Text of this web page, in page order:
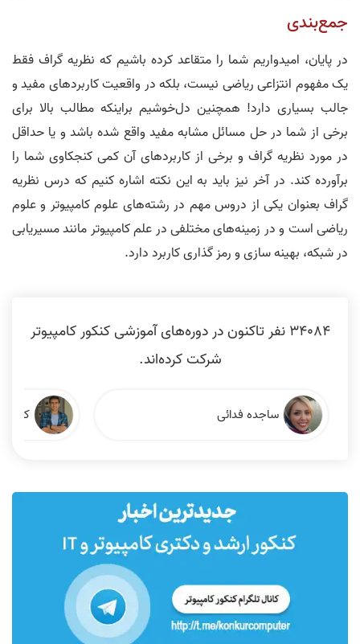
جمع‌بندی
در پایان، امیدواریم شما را متقاعد کرده باشیم که نظریه گراف فقط
یک مفهوم انتزاعی ریاضی نیست، بلکه در واقعیت کاربردهای مفید و
جالب بسیاری دارد! همچنین دل‌خوشیم براینکه مطالب بالا برای
برخی از شما در حل مسائل مشابه مفید واقع شده باشد و یا حداقل
در مورد نظریه گراف و برخی از کاربردهای آن کمی کنجکاوی شما را
برآورده کند. در آخر نیز باید به این نکته اشاره کنیم که درس نظریه
گراف بعنوان یکی از دروس مهم در رشته‌­های علوم کامپیوتر و علوم
ریاضی است و در زمینه­‌های مختلفی در علم کامپیوتر مانند مسیریابی
در شبکه، بهینه سازی و رمز گذاری کاربرد دارد.
34084 نفر تاکنون در دوره‌های آموزشی کنکور کامپیوتر
شرکت کرده‌اند.
ساجده فدائی کیان